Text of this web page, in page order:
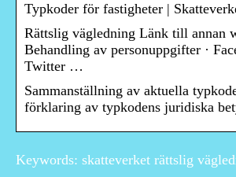
Typkoder för fastigheter |
Rättslig vägledning Länk till annan
Behandling av personuppgifter ·
Twitter …
Sammanställning av aktuella
förklaring av typkodens juridiska
Keywords: skatteverket rättslig